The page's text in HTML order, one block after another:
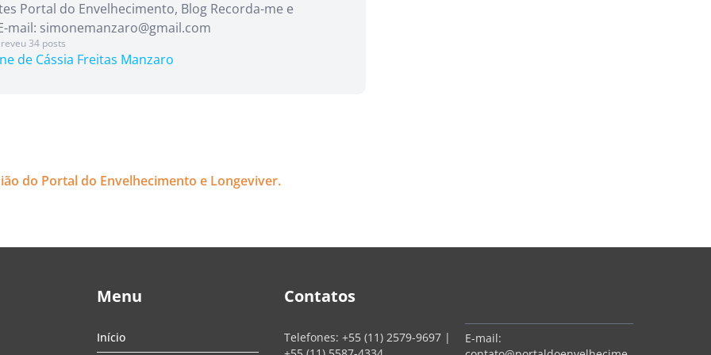
Portal do Envelhecimento, Blog Recorda-me e
mail: simonemanzaro@gmail.com
34 posts
de Cássia Freitas Manzaro
do Portal do Envelhecimento e Longeviver.
Menu
Início
Contatos
Telefones: +55 (11) 2579-9697|
E-mail: